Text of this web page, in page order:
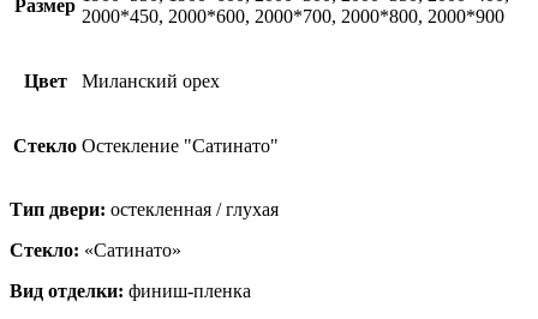
Размер
2000*450, 2000*600, 2000*700, 2000*800, 2000*900
Цвет Миланский орех
Стекло Остекление "Сатинато"
Тип двери: остекленная / глухая
Стекло: «Сатинато»
Вид отделки: финиш-пленка